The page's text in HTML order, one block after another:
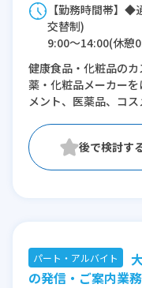
【勤務時間帯】◆
交替制)
9:00〜14:00(休憩
10:00〜16:00(休
12:00〜21:00(休
12:00〜20:00(休
14:00〜20:00(休
17:00〜21:00(休憩
18:00〜21:00(休憩
健康食品・化粧品の
薬・化粧品メーカー
メント、医薬品、コス
パート・アルバイト
の発信・ご案内業